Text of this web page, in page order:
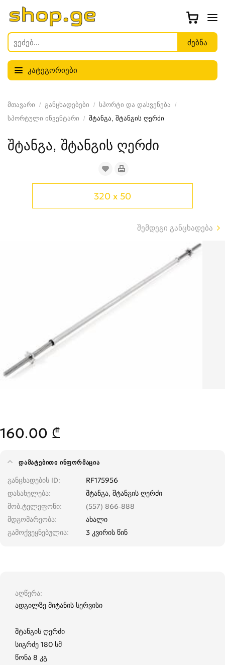
კატეგორიები
მთავარი განცხადებები
სპორტი და დასვენება
სპორტული ინვენტარი
შტანგა, შტანგის ღერძი
შტანგა, შტანგის ღერძი
320 x 50
შემდეგი განცხადება
160.00 ₾
ᲓᲐᲛᲐᲢᲔᲑᲘᲗᲘ ᲘᲜᲤᲝᲠᲛᲐᲪᲘᲐ
განცხადების ID
RF175956
დასახელება
შტანგა, შტანგის ღერძი
მობ.ტელეფონი
(557) 866-888
მდგომარეობა
ახალი
გამოქვეყნებულია
3 კვირის წინ
აღწერა
ადგილზე მიტანის სერვისი
შტანგის ღერძი
სიგრძე 180 სმ
წონა 8 კგ